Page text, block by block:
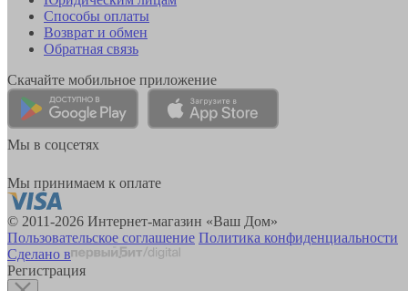
Способы оплаты
Возврат и обмен
Обратная связь
Скачайте мобильное приложение
Мы в соцсетях
Мы принимаем к оплате
© 2011-2026 Интернет-магазин «Ваш Дом»
Пользовательское соглашение Политика конфиденциальности
Сделано в
Регистрация